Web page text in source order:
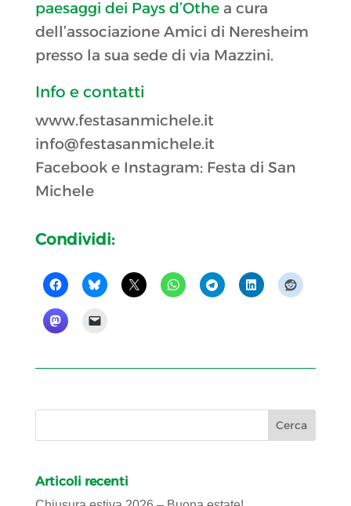
paesaggi dei Pays d’Othea cura
dell’associazione Amici di Neresheim
presso la sua sede di via Mazzini.
Info e contatti
www.festasanmichele.it
info@festasanmichele.it
Facebook e Instagram: Festa di San
Michele
Condividi:
Articoli recenti